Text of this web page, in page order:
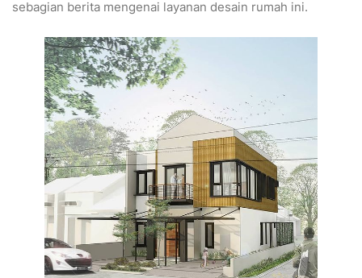
sebagian berita mengenai layanan desain rumah ini.